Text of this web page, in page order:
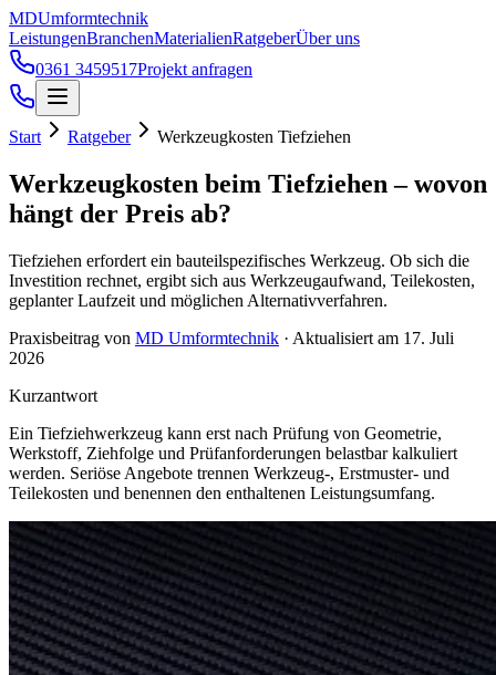
Zum Hauptinhalt springen
MDUmformtechnik
LeistungenBranchenMaterialienRatgeberÜber uns
0361 3459517Projekt anfragen
Start Ratgeber Werkzeugkosten Tiefziehen
Werkzeugkosten beim Tiefziehen – wovon
hängt der Preis ab?
Tiefziehen erfordert ein bauteilspezifisches Werkzeug. Ob sich die
Investition rechnet, ergibt sich aus Werkzeugaufwand, Teilekosten,
geplanter Laufzeit und möglichen Alternativverfahren.
Praxisbeitrag von MD Umformtechnik · Aktualisiert am 17. Juli
2026
Kurzantwort
Ein Tiefziehwerkzeug kann erst nach Prüfung von Geometrie,
Werkstoff, Ziehfolge und Prüfanforderungen belastbar kalkuliert
werden. Seriöse Angebote trennen Werkzeug-, Erstmuster- und
Teilekosten und benennen den enthaltenen Leistungsumfang.